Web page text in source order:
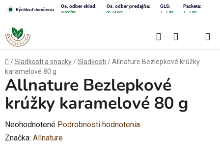
obsah
Rýchlosť doručenia
Os. odber sklad: Os. odber predajňa: GLS: Packeta:
okamžite do 24 hod. 1 - 2 dni 1 - 2 dni
Hľadať
KOŠÍK
Domov
/Sladkosti a snacky /Sladkosti /Allnature Bezlepkové krúžky
karamelové 80 g
Allnature Bezlepkové
krúžky karamelové 80 g
Priemerné
hodnotenie
Neohodnotené Podrobnosti hodnotenia
Značka: Allnature